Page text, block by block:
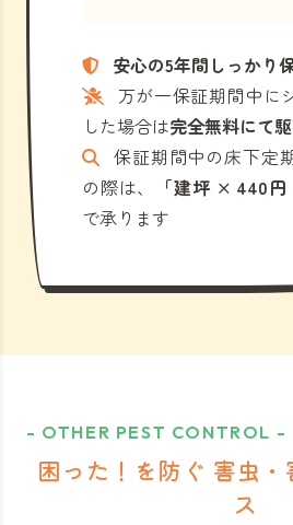
安心の5年間しっかり
万が一保証期間中に
した場合は完全無料にて
保証期間中の床下定
の際は、
「建坪 × 440円
で承ります
- OTHER PEST CONTROL -
困った！を防ぐ 害虫
ス